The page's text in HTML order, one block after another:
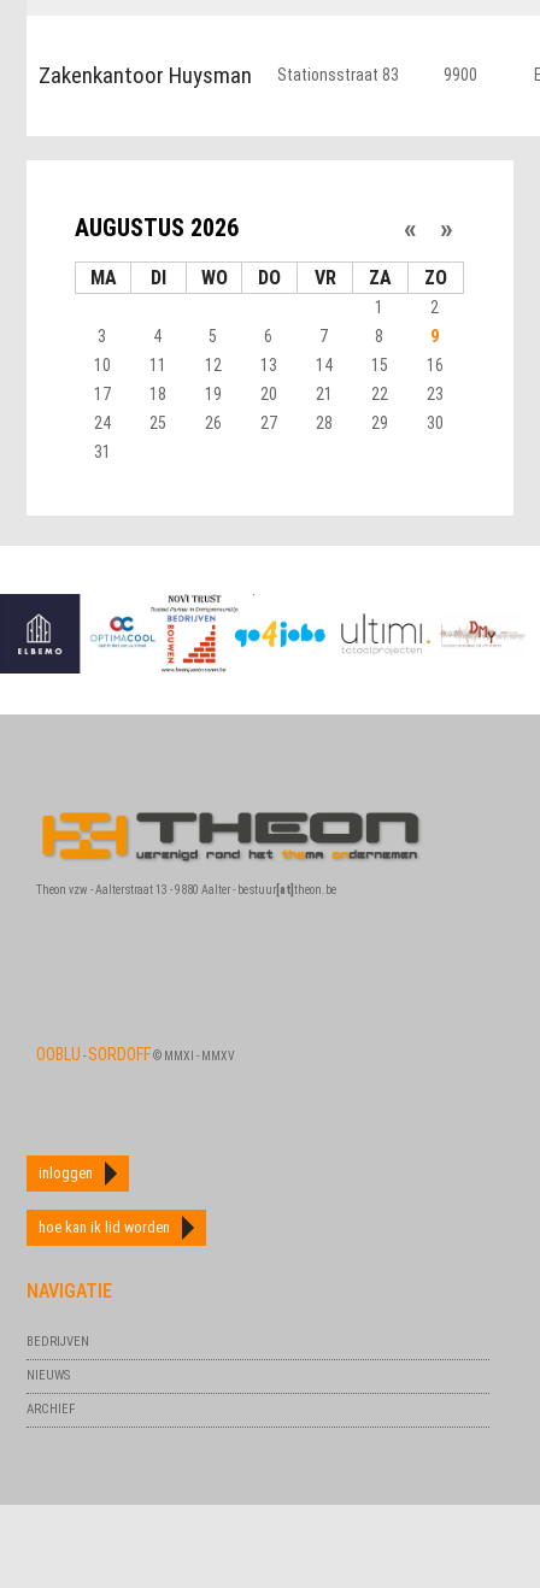
Zakenkantoor Huysman Stationsstraat 83 9900
AUGUSTUS 2026 « »
MA DI WO DO VR ZA ZO
1
2
3
4 5 6 7 8
9
10
11 12 13 14 15
16
17
18 19 20 21 22
23
24
25 26 27 28 29
30
31
Theon vzw - Aalterstraat 13 - 9880 Aalter - bestuur [at]theon.be
OOBLU - SORDOFF© MMXI - MMXV
inloggen
hoe kan ik lid worden
NAVIGATIE
BEDRIJVEN
NIEUWS
ARCHIEF